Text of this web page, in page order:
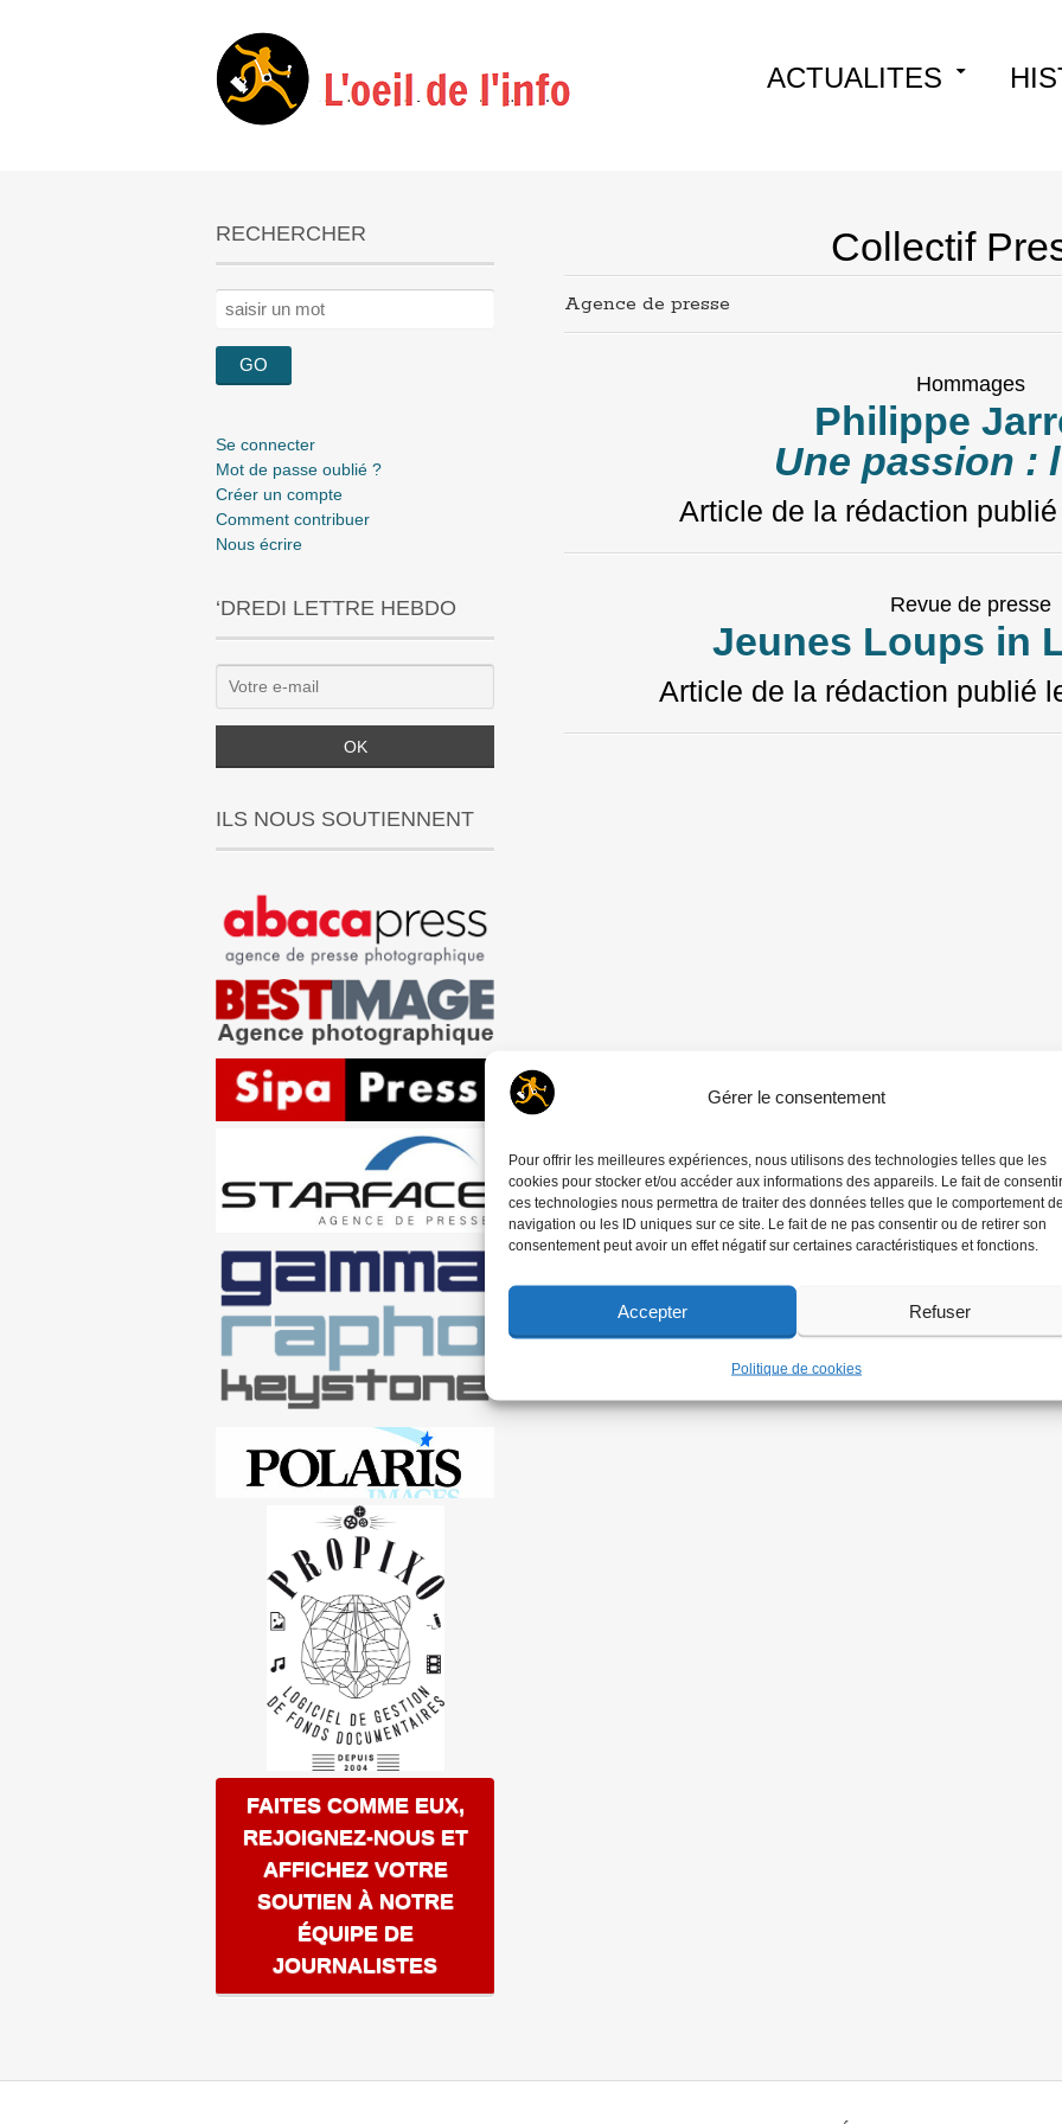
Gérer le consentement
Pour offrir les meilleures expériences, nous utilisons des technologies telles que les
cookies pour stocker et/ou accéder aux informations des appareils. Le fait de
ces technologies nous permettra de traiter des données telles que le comportement de
navigation ou les ID uniques sur ce site. Le fait de ne pas consentir ou de retirer son
consentement peut avoir un effet négatif sur certaines caractéristiques et fonctions.
Accepter Refuser
Politique de cookies
Skip
ACTUALITES
Collectif
Agence de presse
Hommages
Philippe
Une passion :
Article de la rédaction
Revue de presse
Jeunes Loups in
Article de la rédaction publié
RECHERCHER
Rechercher :
Se connecter
Mot de passe oublié ?
Créer un compte
Comment contribuer
Nous écrire
‘DREDI LETTRE HEBDO
ILS NOUS SOUTIENNENT
FAITES COMME EUX,
REJOIGNEZ-NOUS ET
AFFICHEZ VOTRE
SOUTIEN À NOTRE
ÉQUIPE DE
JOURNALISTES